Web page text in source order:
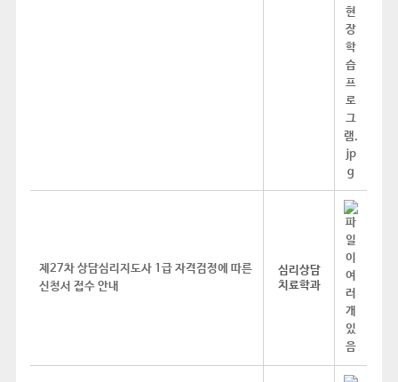
제27차 상담심리지도사 1급 자격검정에 따른
신청서 접수 안내
심리상담
치료학과